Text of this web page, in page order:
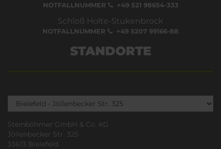
NOTFALLNUMMER +49 521 98654-333
Schloß Holte-Stukenbrock
NOTFALLNUMMER +49 5207 99166-88
STANDORTE
Steinböhmer GmbH & Co. KG
Jöllenbecker Str. 325
33613 Bielefeld